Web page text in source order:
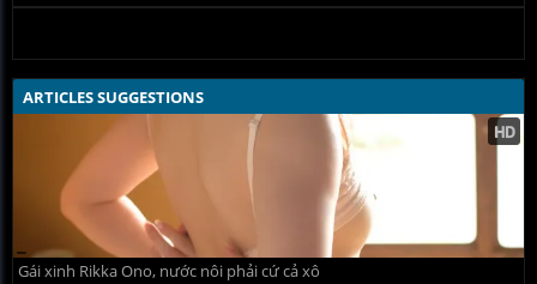
ARTICLES SUGGESTIONS
Gái xinh Rikka Ono, nước nôi phải cứ cả xô